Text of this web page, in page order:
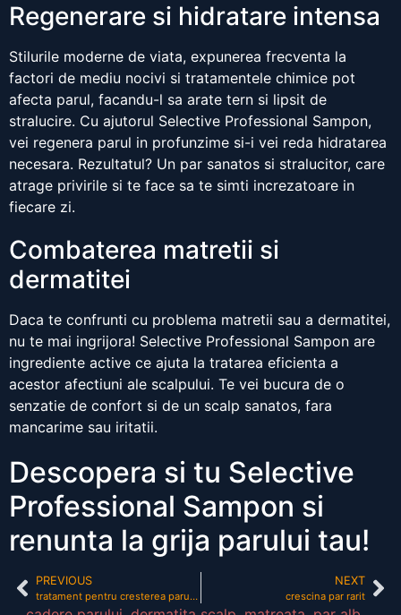
Regenerare si hidratare intensa
Stilurile moderne de viata, expunerea frecventa la
factori de mediu nocivi si tratamentele chimice pot
afecta parul, facandu-l sa arate tern si lipsit de
stralucire. Cu ajutorul Selective Professional Sampon,
vei regenera parul in profunzime si-i vei reda hidratarea
necesara. Rezultatul? Un par sanatos si stralucitor, care
atrage privirile si te face sa te simti increzatoare in
fiecare zi.
Combaterea matretii si
dermatitei
Daca te confrunti cu problema matretii sau a dermatitei,
nu te mai ingrijora! Selective Professional Sampon are
ingrediente active ce ajuta la tratarea eficienta a
acestor afectiuni ale scalpului. Te vei bucura de o
senzatie de confort si de un scalp sanatos, fara
mancarime sau iritatii.
Descopera si tu Selective
Professional Sampon si
renunta la grija parului tau!
PREVIOUS
tratament pentru cresterea parului mai repede
NEXT
crescina par rarit